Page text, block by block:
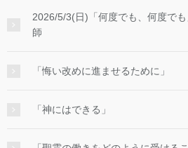
2026/5/3(日)「何度でも、何度で
師
「悔い改めに進ませるために」
「神にはできる」